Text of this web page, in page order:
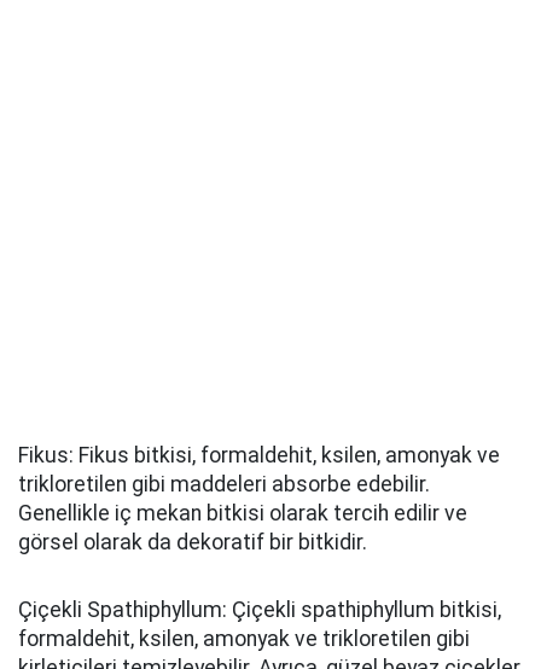
Fikus: Fikus bitkisi, formaldehit, ksilen, amonyak ve
trikloretilen gibi maddeleri absorbe edebilir.
Genellikle iç mekan bitkisi olarak tercih edilir ve
görsel olarak da dekoratif bir bitkidir.
Çiçekli Spathiphyllum: Çiçekli spathiphyllum bitkisi,
formaldehit, ksilen, amonyak ve trikloretilen gibi